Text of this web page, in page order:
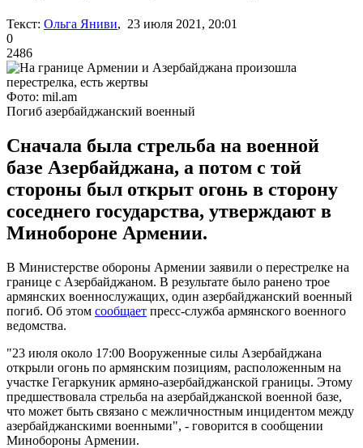
Текст: Ольга Яниви, 23 июля 2021, 20:01
0
2486
Фото: mil.am
Погиб азербайджанский военный
Сначала была стрельба на военной
базе Азербайджана, а потом с той
стороны был открыт огонь в сторону
соседнего государства, утверждают в
Минобороне Армении.
В Министерстве обороны Армении заявили о перестрелке на
границе с Азербайджаном. В результате было ранено трое
армянских военнослужащих, один азербайджанский военный
погиб. Об этом сообщает пресс-служба армянского военного
ведомства.
"23 июля около 17:00 Вооруженные силы Азербайджана
открыли огонь по армянским позициям, расположенным на
участке Гегаркуник армяно-азербайджанской границы. Этому
предшествовала стрельба на азербайджанской военной базе,
что может быть связано с межличностным инцидентом между
азербайджанскими военными", - говорится в сообщении
Минобороны Армении.